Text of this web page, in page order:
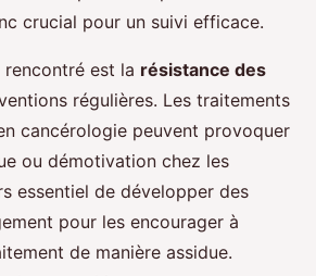
crucial pour un suivi efficace.
rencontré est la résistance des
régulières. Les traitements
cancérologie peuvent provoquer
ou démotivation chez les
essentiel de développer des
pour les encourager à
de manière assidue.